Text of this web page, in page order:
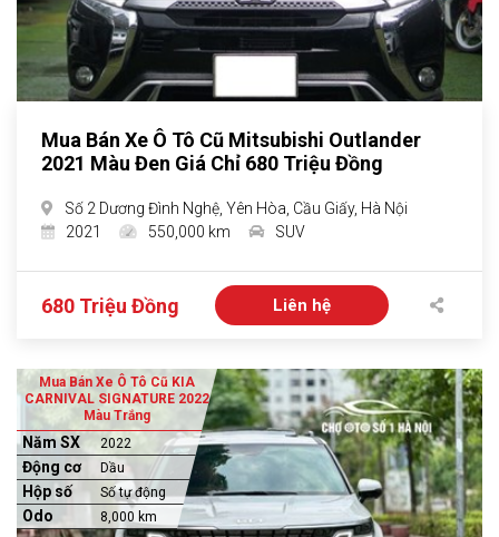
Mua Bán Xe Ô Tô Cũ Mitsubishi Outlander
2021 Màu Đen Giá Chỉ 680 Triệu Đồng
Số 2 Dương Đình Nghệ, Yên Hòa, Cầu Giấy, Hà Nội
2021
550,000 km SUV
680 Triệu Đồng Liên hệ
Mua Bán Xe Ô Tô Cũ KIA
CARNIVAL SIGNATURE 2022
Màu Trắng
Năm SX 2022
Động cơ Dầu
Hộp số Số tự động
Odo 8,000 km